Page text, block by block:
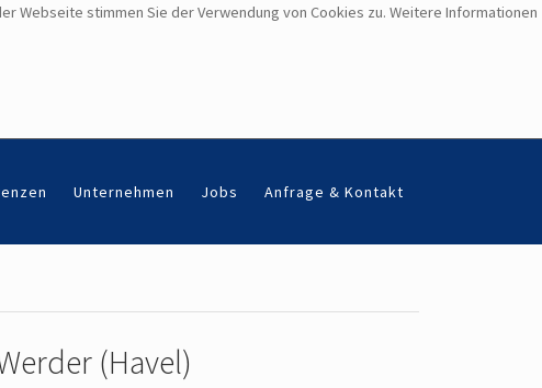
Webseite stimmen Sie der Verwendung von Cookies zu. Weitere Informationen
Unternehmen Jobs Anfrage & Kontakt
(Havel)